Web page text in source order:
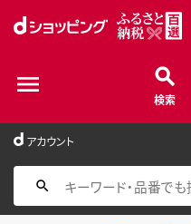
検索
アカウント